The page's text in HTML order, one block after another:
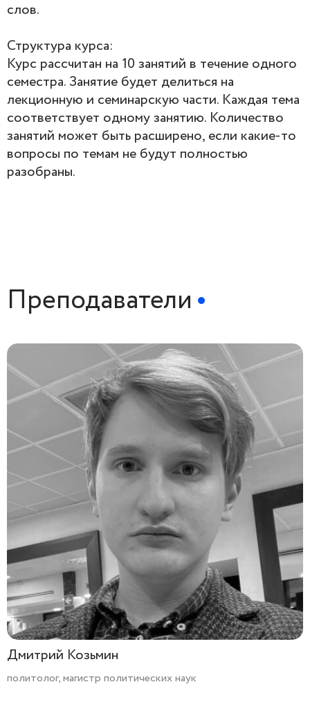
слов.
Структура курса:
Курс рассчитан на 10 занятий в течение одного
семестра. Занятие будет делиться на
лекционную и семинарскую части. Каждая тема
соответствует одному занятию. Количество
занятий может быть расширено, если какие-то
вопросы по темам не будут полностью
разобраны.
Преподаватели
Дмитрий Козьмин
политолог, магистр политических наук